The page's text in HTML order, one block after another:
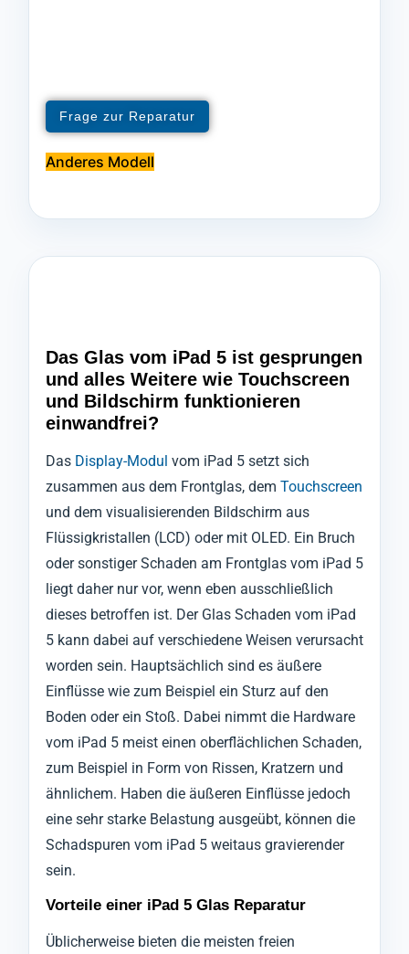
Frage zur Reparatur
Anderes Modell
Das Glas vom iPad 5 ist gesprungen
und alles Weitere wie Touchscreen
und Bildschirm funktionieren
einwandfrei?
Das Display-Modul vom iPad 5 setzt sich
zusammen aus dem Frontglas, dem Touchscreen
und dem visualisierenden Bildschirm aus
Flüssigkristallen (LCD) oder mit OLED. Ein Bruch
oder sonstiger Schaden am Frontglas vom iPad 5
liegt daher nur vor, wenn eben ausschließlich
dieses betroffen ist. Der Glas Schaden vom iPad
5 kann dabei auf verschiedene Weisen verursacht
worden sein. Hauptsächlich sind es äußere
Einflüsse wie zum Beispiel ein Sturz auf den
Boden oder ein Stoß. Dabei nimmt die Hardware
vom iPad 5 meist einen oberflächlichen Schaden,
zum Beispiel in Form von Rissen, Kratzern und
ähnlichem. Haben die äußeren Einflüsse jedoch
eine sehr starke Belastung ausgeübt, können die
Schadspuren vom iPad 5 weitaus gravierender
sein.
Vorteile einer iPad 5 Glas Reparatur
Üblicherweise bieten die meisten freien